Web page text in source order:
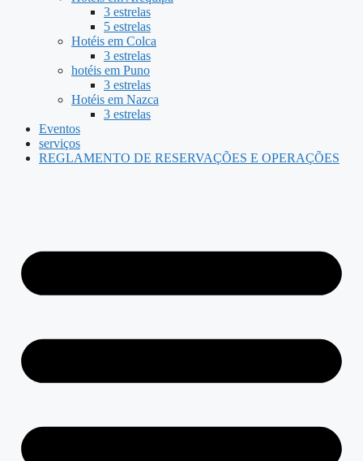
3 estrelas
5 estrelas
Hotéis em Colca
3 estrelas
hotéis em Puno
3 estrelas
Hotéis em Nazca
3 estrelas
Eventos
serviços
REGLAMENTO DE RESERVAÇÕES E OPERAÇÕES